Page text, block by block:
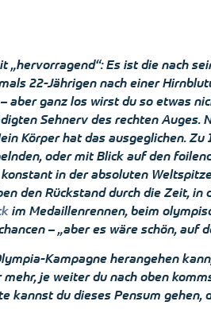
Es ist die nach
22-Jährigen nach einer
ganz los wirst du so etwas
Sehnerv des rechten
Körper hat das ausgeglichen.
oder mit Blick auf den
in der absoluten
den Rückstand durch die Zeit,
im Medaillenrennen, beim
– „aber es wäre schön,
Kampagne herangehen
je weiter du nach oben
du dieses Pensum